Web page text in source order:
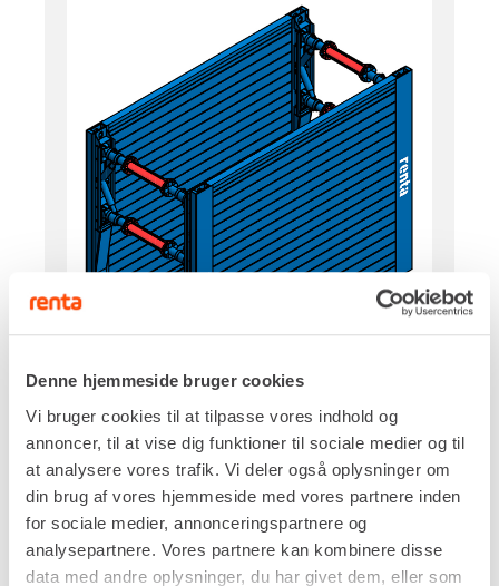
Denne hjemmeside bruger cookies
Vi bruger cookies til at tilpasse vores indhold og
annoncer, til at vise dig funktioner til sociale medier og til
at analysere vores trafik. Vi deler også oplysninger om
din brug af vores hjemmeside med vores partnere inden
for sociale medier, annonceringspartnere og
analysepartnere. Vores partnere kan kombinere disse
data med andre oplysninger, du har givet dem, eller som
Højde
1.950 mm
Længde
3.000 mm
Egenvægt
1.118 kg